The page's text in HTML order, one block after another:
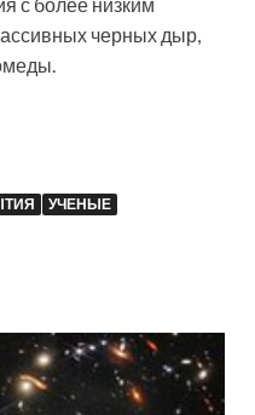
с более низким
черных дыр,
УЧЕНЫЕ